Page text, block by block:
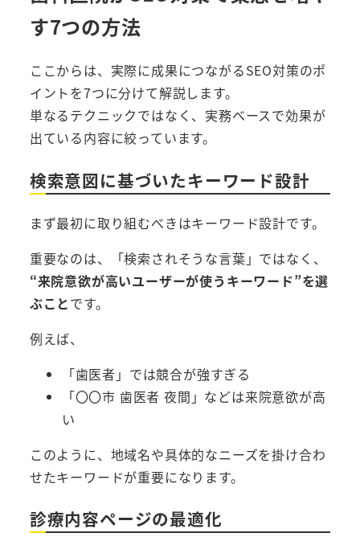
す7つの方法
ここからは、実際に成果につながるSEO対策のポ
イントを7つに分けて解説します。
単なるテクニックではなく、実務ベースで効果が
出ている内容に絞っています。
検索意図に基づいたキーワード設計
まず最初に取り組むべきはキーワード設計です。
重要なのは、「検索されそうな言葉」ではなく、
“来院意欲が高いユーザーが使うキーワード”を選
ぶことです。
例えば、
「歯医者」では競合が強すぎる
「〇〇市 歯医者 夜間」などは来院意欲が高
い
このように、地域名や具体的なニーズを掛け合わ
せたキーワードが重要になります。
診療内容ページの最適化